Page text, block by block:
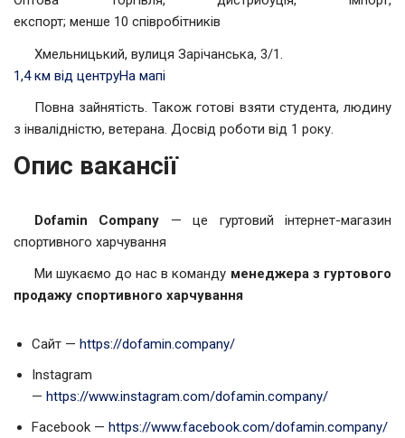
експорт; менше 10 співробітників
Хмельницький, вулиця Зарічанська, 3/1.
1,4 км від центруНа мапі
Повна зайнятість. Також готові взяти студента, людину
з інвалідністю, ветерана. Досвід роботи від 1 року.
Опис вакансії
Dofamin Company — це гуртовий інтернет-магазин
спортивного харчування
Ми шукаємо до нас в команду менеджера з гуртового
продажу спортивного харчування
Сайт — https://dofamin.company/
Instagram
— https://www.instagram.com/dofamin.company/
Facebook — https://www.facebook.com/dofamin.company/